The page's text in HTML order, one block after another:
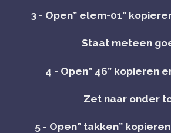
3 - Open” elem-01”
Staat meteen
4 - Open” 46” kopieren
Zet naar onder
5 - Open” takken”